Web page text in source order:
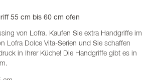
55 cm bis 60 cm ofen
von Lofra. Kaufen Sie extra Handgriffe im
Lofra Dolce Vita-Serien und Sie schaffen
in Ihrer Küche! Die Handgriffe gibt es in